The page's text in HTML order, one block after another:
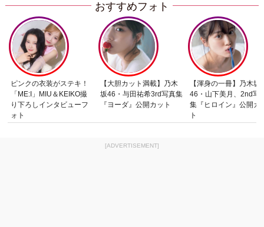
おすすめフォト
ピンクの衣装がステキ！
「ME:I」MIU＆KEIKO撮
り下ろしインタビューフ
ォト
【大胆カット満載】乃木
坂46・与田祐希3rd写真集
『ヨーダ』公開カット
【渾身の一冊】乃木坂
46・山下美月、2nd写
集『ヒロイン』公開カ
ト
[ADVERTISEMENT]